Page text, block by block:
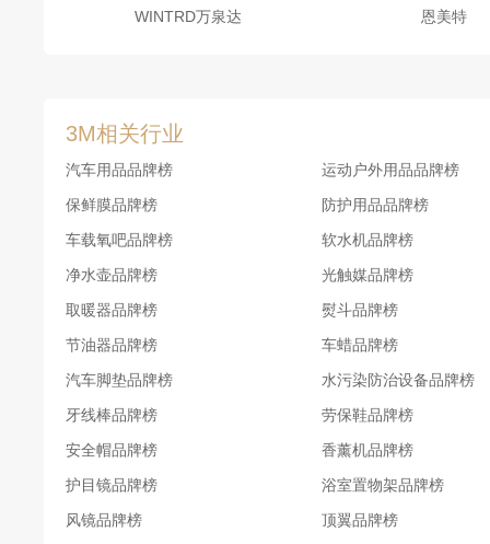
公司文化突出表现为鼓励创新的企业精神。3M公司
平的、有挑战性的、没有偏见的、大家分工协作式的
发挥主观能动性，为其提供创新方面的指导与自由。
我们的价值观：
严格遵循正直、诚实的商业操守以卓越的品质、价值
创始力和领导力成为备受尊崇的企业楷模、
WINTRD万泉达 恩美特
3M相关行业
汽车用品品牌榜
运动户外用品品牌榜
保鲜膜品牌榜
防护用品品牌榜
车载氧吧品牌榜
软水机品牌榜
净水壶品牌榜
光触媒品牌榜
取暖器品牌榜
熨斗品牌榜
节油器品牌榜
车蜡品牌榜
汽车脚垫品牌榜
水污染防治设备品牌榜
牙线棒品牌榜
劳保鞋品牌榜
安全帽品牌榜
香薰机品牌榜
护目镜品牌榜
浴室置物架品牌榜
风镜品牌榜
顶翼品牌榜